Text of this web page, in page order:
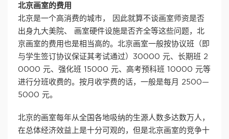
北京画室的费用
北京是一个高消费的城市， 因此就算不谈画室师资是否
出身九大美院、 画室硬件设施是否齐全等这些问题，北
京画室的费用也是相当高的。北京画室一般按协议班（即
与学生签订协议保证其考试通过）30000 元、长期班 2
0000 元、强化班 15000 元、高考预科班 10000 元等
进行分班收费的。按月收学费的话，一般是每月 2500—
5000 元。
北京的画室每年从全国各地吸纳的生源人数多达数万人，
在总体经济效益上是十分可观的，但是北京画室的竞争十